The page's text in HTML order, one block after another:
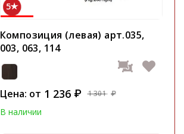
5
Композиция (левая) арт.035,
003, 063, 114
Цена: от 1 236 ₽ 1 301 ₽
В наличии